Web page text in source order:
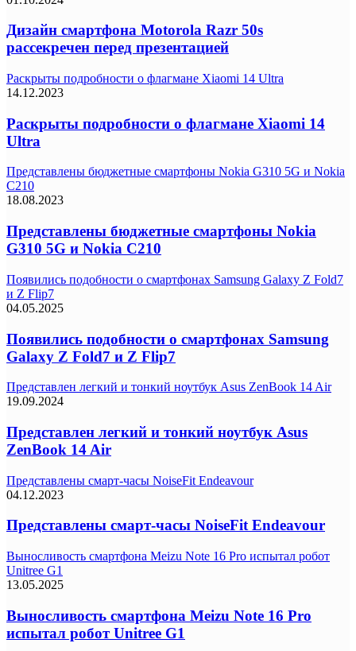
Дизайн смартфона Motorola Razr 50s
рассекречен перед презентацией
Раскрыты подробности о флагмане Xiaomi 14 Ultra
14.12.2023
Раскрыты подробности о флагмане Xiaomi 14
Ultra
Представлены бюджетные смартфоны Nokia G310 5G и Nokia
C210
18.08.2023
Представлены бюджетные смартфоны Nokia
G310 5G и Nokia C210
Появились подобности о смартфонах Samsung Galaxy Z Fold7
и Z Flip7
04.05.2025
Появились подобности о смартфонах Samsung
Galaxy Z Fold7 и Z Flip7
Представлен легкий и тонкий ноутбук Asus ZenBook 14 Air
19.09.2024
Представлен легкий и тонкий ноутбук Asus
ZenBook 14 Air
Представлены смарт-часы NoiseFit Endeavour
04.12.2023
Представлены смарт-часы NoiseFit Endeavour
Выносливость смартфона Meizu Note 16 Pro испытал робот
Unitree G1
13.05.2025
Выносливость смартфона Meizu Note 16 Pro
испытал робот Unitree G1